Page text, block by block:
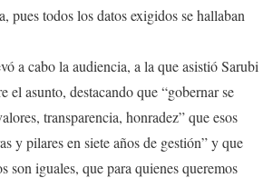
pues todos los datos exigidos se hallaban
a cabo la audiencia, a la que asistió Sarubi
el asunto, destacando que “gobernar se
transparencia, honradez” que esos
y pilares en siete años de gestión” y que
son iguales, que para quienes queremos